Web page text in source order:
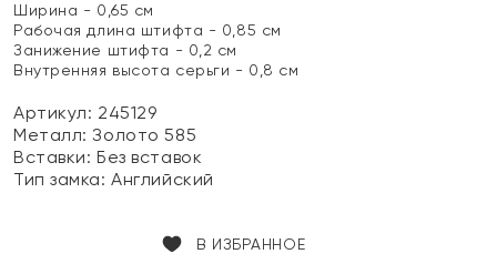
Ширина - 0,65 см
Рабочая длина штифта - 0,85 см
Занижение штифта - 0,2 см
Внутренняя высота серьги - 0,8 см
Артикул: 245129
Металл:Золото 585
Вставки:Без вставок
Тип замка:Английский
В ИЗБРАННОЕ